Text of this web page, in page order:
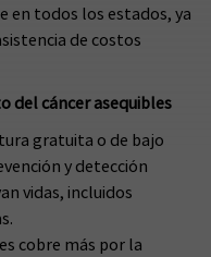
en todos los estados, ya
de costos
del cáncer asequibles
gratuita o de bajo
y detección
vidas, incluidos
cobre más por la